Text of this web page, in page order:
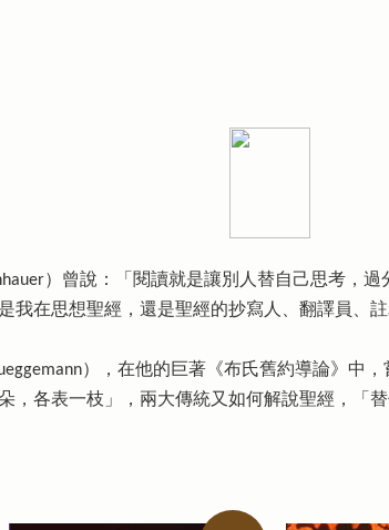
）曾說：「閱讀就是讓別人替自己思考，
我在思想聖經，還是聖經的抄寫人、翻譯員、
），在他的巨著《布氏舊約導論》中
，各表一枝」，兩大傳統又如何解說聖經，「